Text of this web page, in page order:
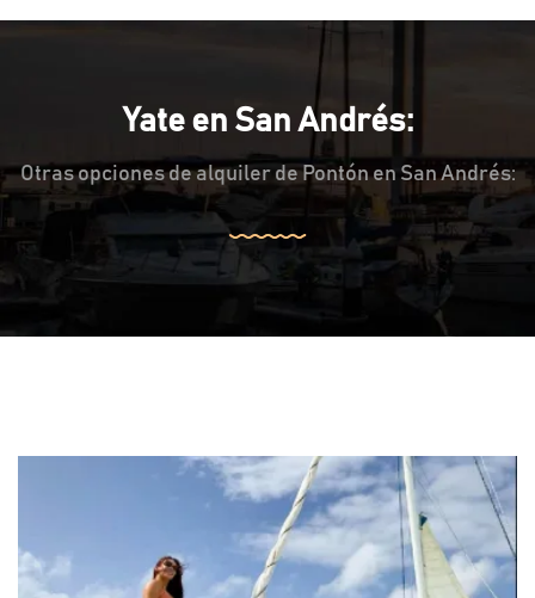
Yate en San Andrés:
Otras opciones de alquiler de Pontón en San Andrés: